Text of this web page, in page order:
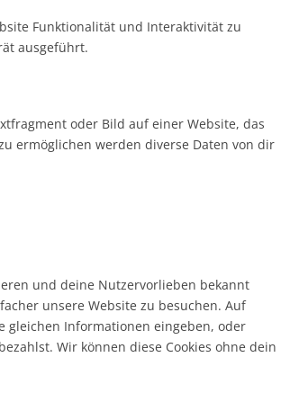
Funktionalität und Interaktivität zu
ausgeführt.
oder Bild auf einer Website, das
ermöglichen werden diverse Daten von dir
und deine Nutzervorlieben bekannt
unsere Website zu besuchen. Auf
gleichen Informationen eingeben, oder
Wir können diese Cookies ohne dein